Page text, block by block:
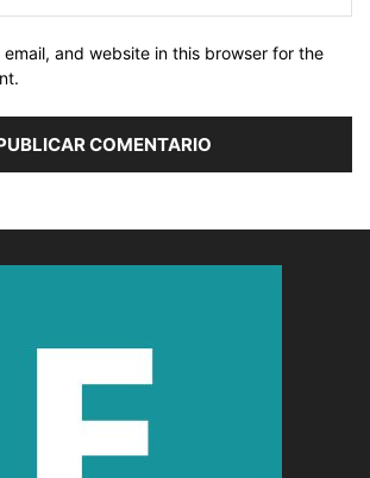
email, and website in this browser for the